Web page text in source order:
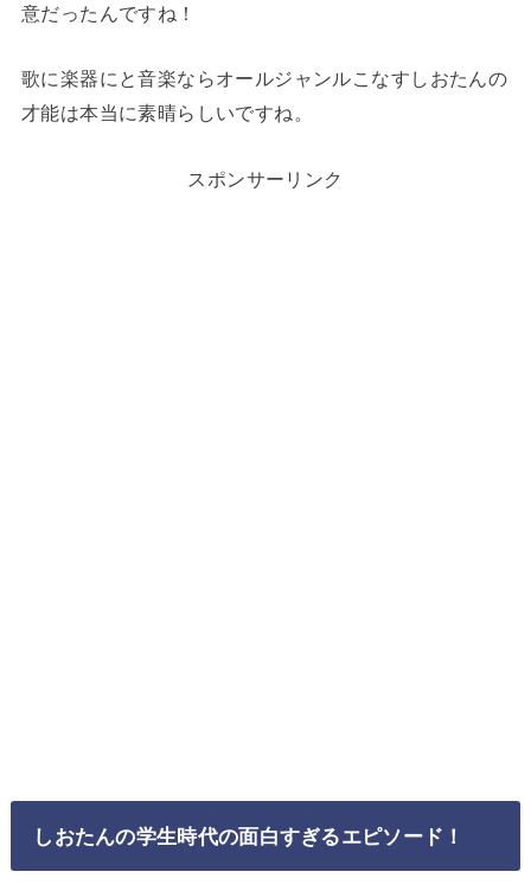
意だったんですね！
歌に楽器にと音楽ならオールジャンルこなすしおたんの
才能は本当に素晴らしいですね。
スポンサーリンク
しおたんの学生時代の面白すぎるエピソード！